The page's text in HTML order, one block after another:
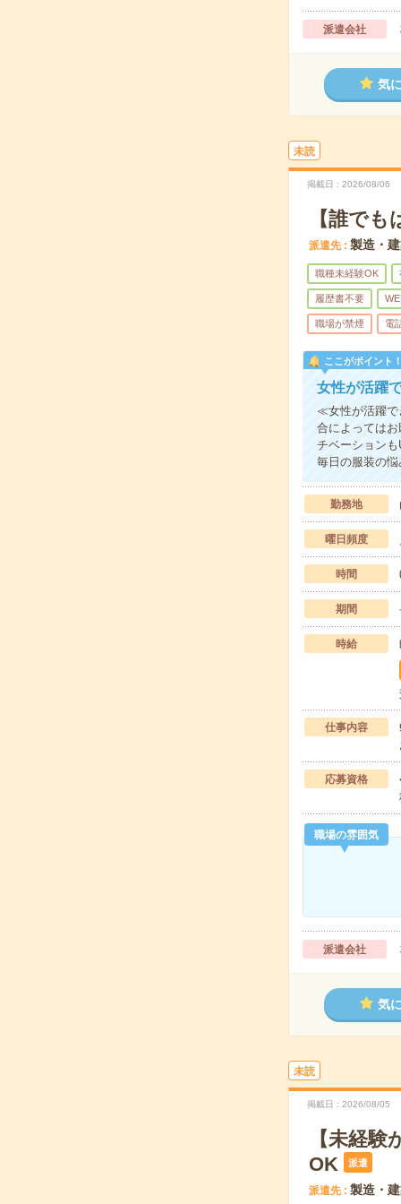
派遣会社
気
未読
掲載日 2026/08/06
【誰で
派遣先 製造・
職種未経験OK
履歴書不要
職場が禁煙 電
ここがポイント
女性が活躍
≪女性が活躍で
合によっては
チベーション
毎日の服装の
勤務地
曜日頻度
時間
期間
時給
仕事内容
応募資格
職場の雰囲気
派遣会社
気
未読
掲載日 2026/08/05
【未経
OK
派遣
派遣先 製造・